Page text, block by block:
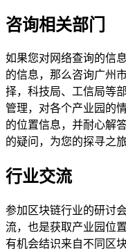
咨询相关部门
如果您对网络查询的信
的信息，那么咨询广州
择，科技局、工信局等
管理，对各个产业园的
的位置信息，并耐心解
的疑问，为您的探寻之
行业交流
参加区块链行业的研讨
流，也是获取产业园位
有机会结识来自不同区